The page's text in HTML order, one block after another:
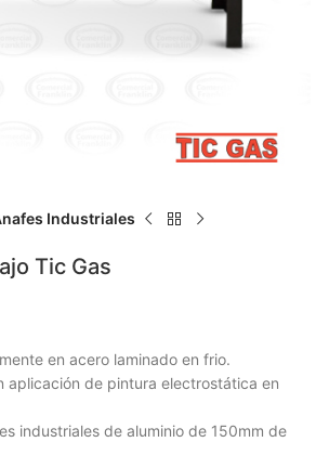
Industriales
Tic Gas
en acero laminado en frio.
aplicación de pintura electrostática en
industriales de aluminio de 150mm de